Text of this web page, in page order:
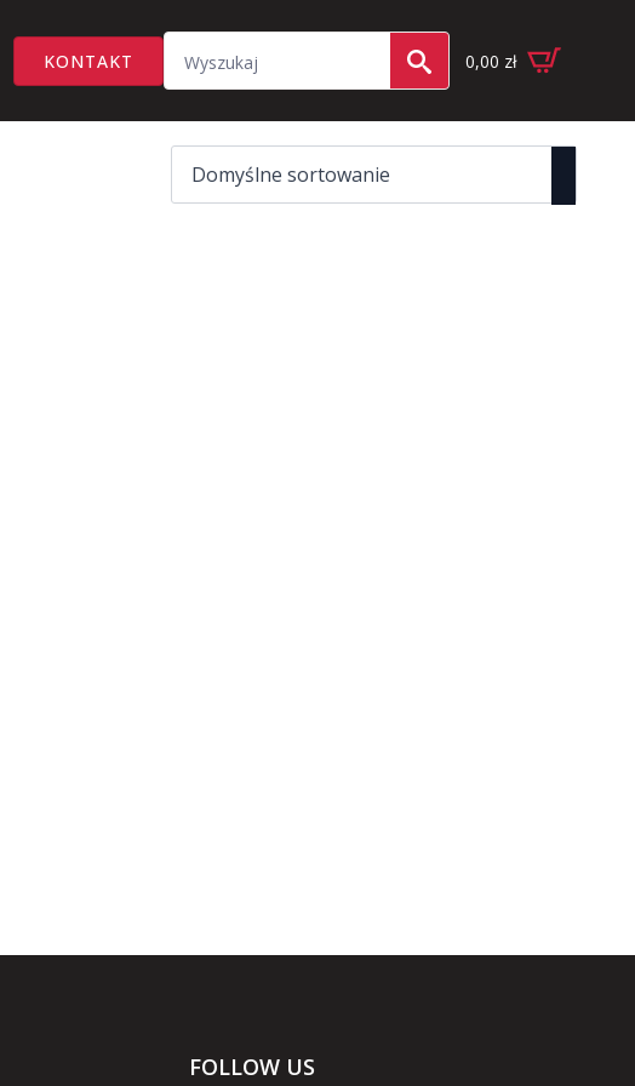
KONTAKT
for:
0,00 zł
FOLLOW US